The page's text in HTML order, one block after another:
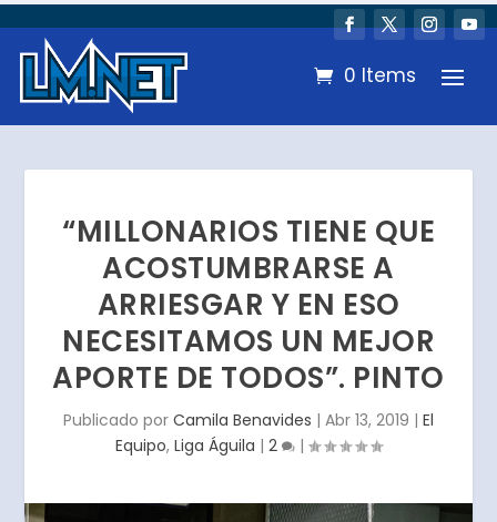
0 Items
“MILLONARIOS TIENE QUE
ACOSTUMBRARSE A
ARRIESGAR Y EN ESO
NECESITAMOS UN MEJOR
APORTE DE TODOS”. PINTO
Publicado por Camila Benavides | Abr 13, 2019 | El
Equipo, Liga Águila | 2 |